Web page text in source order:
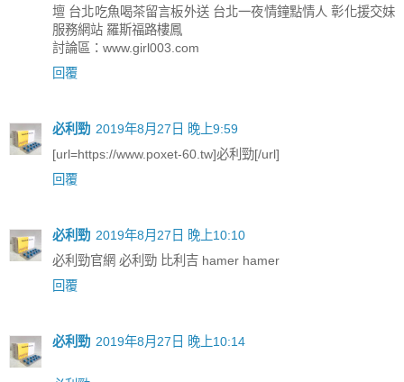
壇 台北吃魚喝茶留言板外送 台北一夜情鐘點情人 彰化援交妹
服務網站 羅斯福路樓鳳
討論區：www.girl003.com
回覆
必利勁 2019年8月27日 晚上9:59
[url=https://www.poxet-60.tw]必利勁[/url]
回覆
必利勁 2019年8月27日 晚上10:10
必利勁官網 必利勁 比利吉 hamer hamer
回覆
必利勁 2019年8月27日 晚上10:14